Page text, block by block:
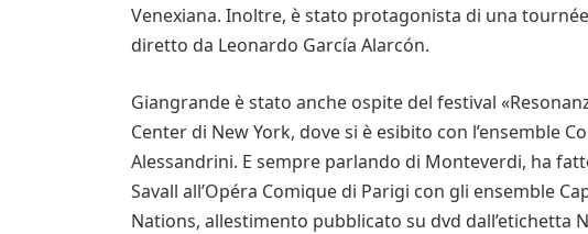
Venexiana. Inoltre, è stato protagonista di una
diretto da Leonardo García Alarcón.
Giangrande è stato anche ospite del festival
Center di New York, dove si è esibito con l’ensemble
Alessandrini. E sempre parlando di Monteverdi, ha
Savall all’Opéra Comique di Parigi con gli ensemble
Nations, allestimento pubblicato su dvd dall’etichetta